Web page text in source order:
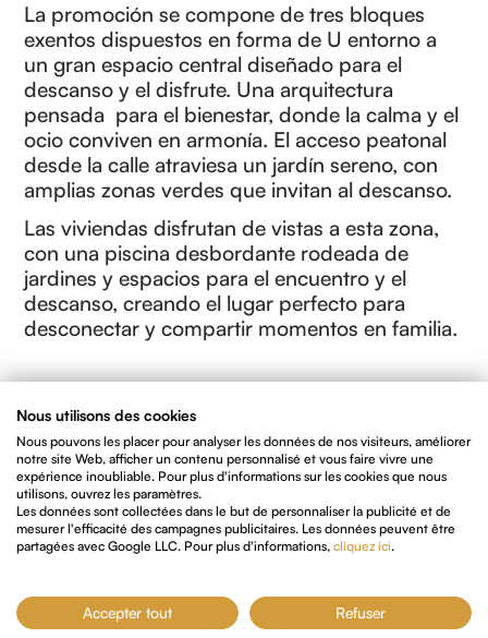
La promoción se compone de tres bloques
exentos dispuestos en forma de U entorno a
un gran espacio central diseñado para el
descanso y el disfrute. Una arquitectura
pensada para el bienestar, donde la calma y el
ocio conviven en armonía. El acceso peatonal
desde la calle atraviesa un jardín sereno, con
amplias zonas verdes que invitan al descanso.
Las viviendas disfrutan de vistas a esta zona,
con una piscina desbordante rodeada de
jardines y espacios para el encuentro y el
descanso, creando el lugar perfecto para
desconectar y compartir momentos en familia.
Nous utilisons des cookies
Nous pouvons les placer pour analyser les données de nos visiteurs, améliorer
notre site Web, afficher un contenu personnalisé et vous faire vivre une
expérience inoubliable. Pour plus d'informations sur les cookies que nous
utilisons, ouvrez les paramètres.
Les données sont collectées dans le but de personnaliser la publicité et de
mesurer l'efficacité des campagnes publicitaires. Les données peuvent être
partagées avec Google LLC. Pour plus d'informations, cliquez ici.
Accepter tout Refuser